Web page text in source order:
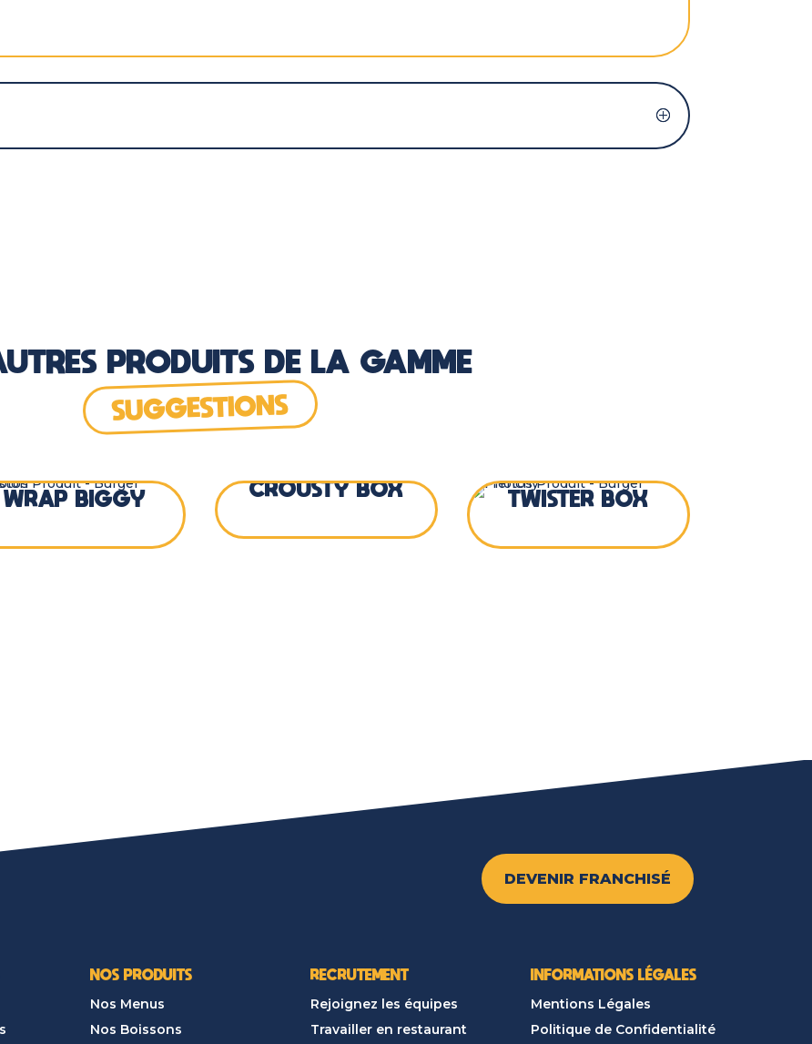
PRODUITS DE LA GAMME
SUGGESTIONS
WRAP BIGGY
CROUSTY BOX
TWISTER BOX
DEVENIR FRANCHISÉ
NOS PRODUITS
Nos Menus
Nos Boissons
RECRUTEMENT
Rejoignez les équipes
Travailler en restaurant
INFORMATIONS LÉGALES
Mentions Légales
Politique de Confidentialité